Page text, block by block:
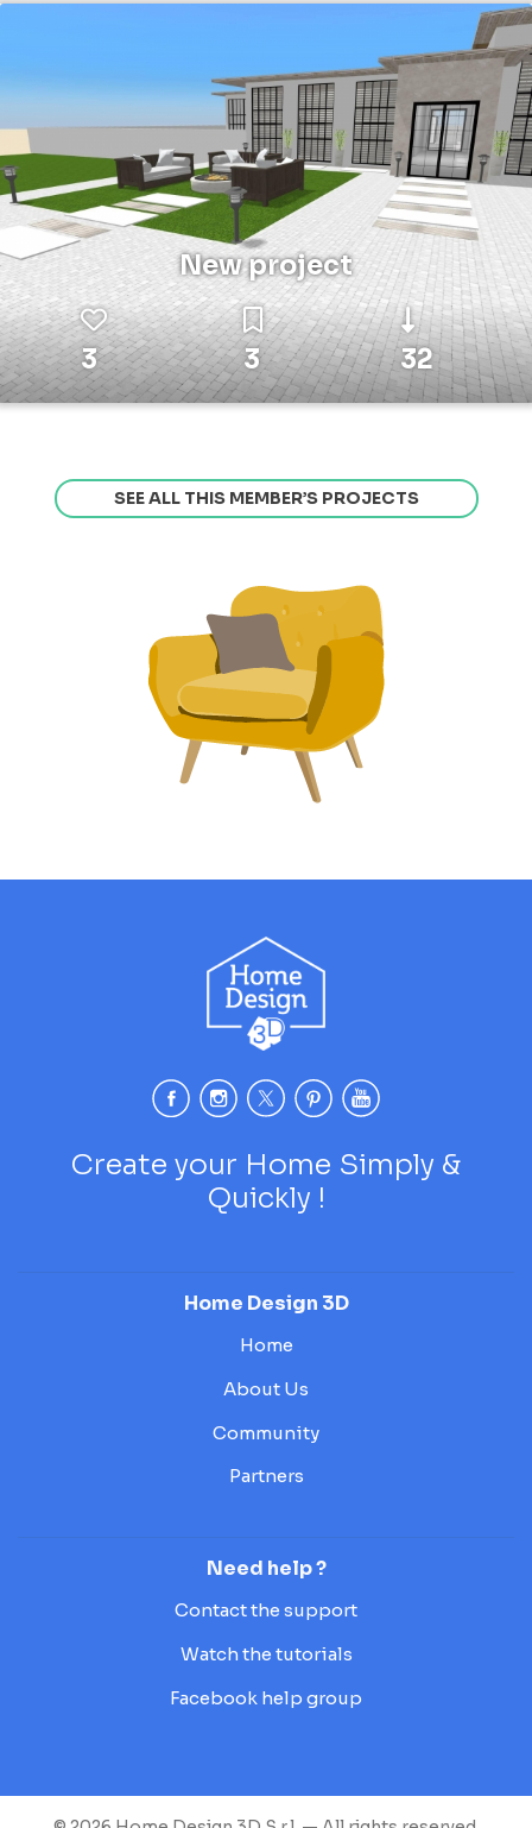
New project
3 3 32
SEE ALL THIS MEMBER’S PROJECTS
Create your Home Simply &
Quickly !
Home Design 3D
Home
About Us
Community
Partners
Need help ?
Contact the support
Watch the tutorials
Facebook help group